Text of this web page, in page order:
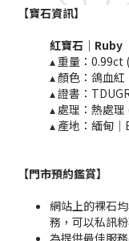
【寶石資訊】
紅寶石｜Ruby
▴ 重量：
▴ 顏色：鴿血
▴ 證書：
▴ 處理：熱處
▴ 產地：緬甸
【門市預約鑑賞】
網站上的裸石
務，可以私訊